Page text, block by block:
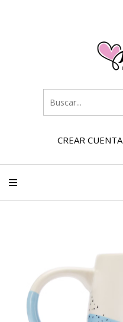
CREAR CUENTA